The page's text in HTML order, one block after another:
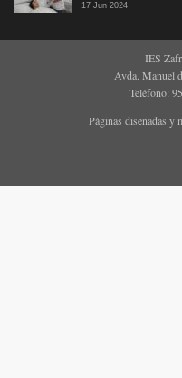
17 Jun 2024
IES
Avda. Manuel
Teléfono:
Páginas diseñadas y